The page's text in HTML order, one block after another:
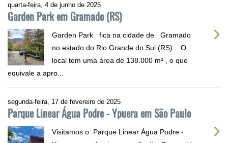
quarta-feira, 4 de junho de 2025
Garden Park em Gramado (RS)
›
Garden Park fica na cidade de Gramado
no estado do Rio Grande do Sul (RS) . O
local tem uma área de 138.000 m² , o que
equivale a apro...
segunda-feira, 17 de fevereiro de 2025
Parque Linear Água Podre - Ypuera em São Paulo
›
Visitamos o Parque Linear Água Podre -